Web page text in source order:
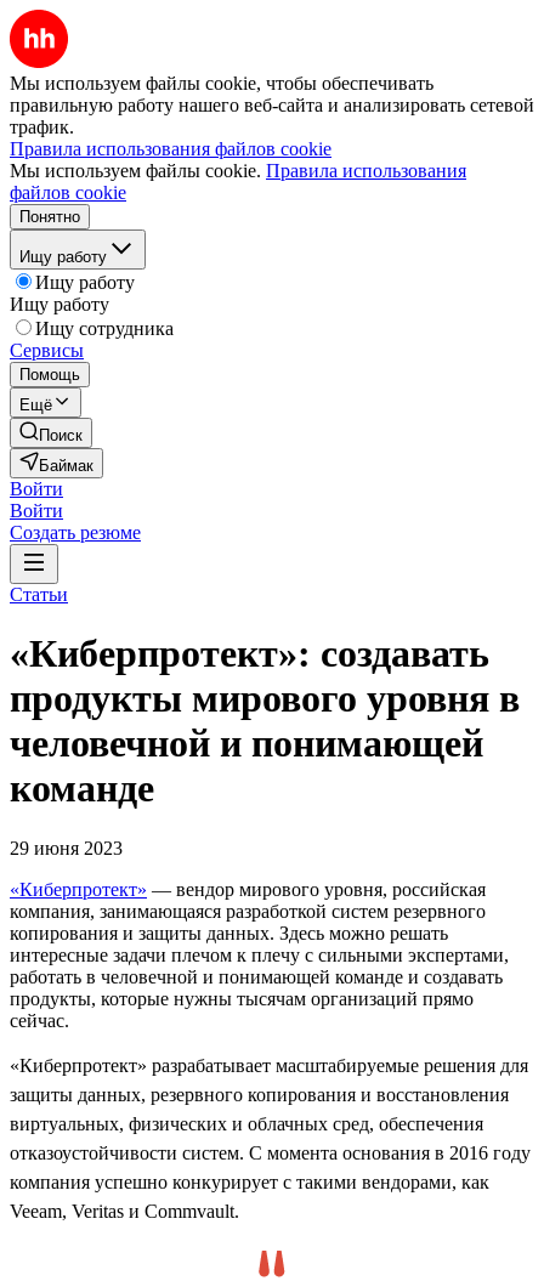
Мы используем файлы cookie, чтобы обеспечивать
правильную работу нашего веб-сайта и анализировать сетевой
трафик.
Правила использования файлов cookie
Мы используем файлы cookie. Правила использования
файлов cookie
Понятно
Ищу работу
Ищу работу
Ищу работу
Ищу сотрудника
Сервисы
Помощь
Ещё
Поиск
Баймак
Войти
Войти
Создать резюме
Статьи
«Киберпротект»: создавать
продукты мирового уровня в
человечной и понимающей
команде
29 июня 2023
«Киберпротект» — вендор мирового уровня, российская
компания, занимающаяся разработкой систем резервного
копирования и защиты данных. Здесь можно решать
интересные задачи плечом к плечу с сильными экспертами,
работать в человечной и понимающей команде и создавать
продукты, которые нужны тысячам организаций прямо
сейчас.
«Киберпротект» разрабатывает масштабируемые решения для
защиты данных, резервного копирования и восстановления
виртуальных, физических и облачных сред, обеспечения
отказоустойчивости систем. С момента основания в 2016 году
компания успешно конкурирует с такими вендорами, как
Veeam, Veritas и Commvault.